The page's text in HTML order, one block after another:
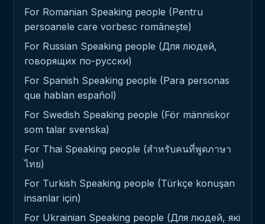
For Romanian Speaking people (Pentru
persoanele care vorbesc românește)
For Russian Speaking people (Для людей,
говорящих по-русски)
For Spanish Speaking people (Para personas
que hablan español)
For Swedish Speaking people (För människor
som talar svenska)
For Thai Speaking people (สำหรับคนที่พูดภาษา
ไทย)
For Turkish Speaking people (Türkçe konuşan
insanlar için)
For Ukrainian Speaking people (Для людей, які